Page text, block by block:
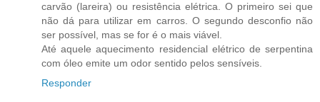
carvão (lareira) ou resistência elétrica. O primeiro sei que
não dá para utilizar em carros. O segundo desconfio não
ser possível, mas se for é o mais viável.
Até aquele aquecimento residencial elétrico de serpentina
com óleo emite um odor sentido pelos sensíveis.
Responder